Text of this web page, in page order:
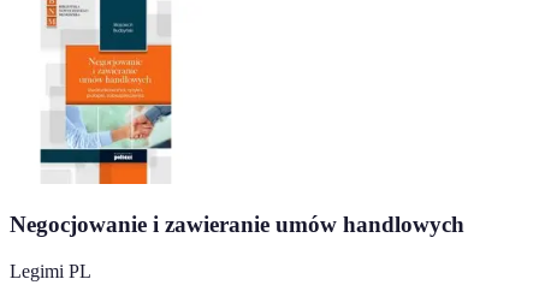
Negocjowanie i zawieranie umów handlowych
Legimi PL